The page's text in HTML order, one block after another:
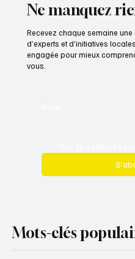
Ne manquez
Recevez chaque semaine
d’experts et d’initiatives
engagée pour mieux
vous.
Mots-clés